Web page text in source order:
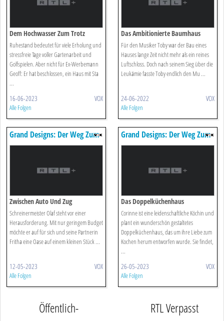
Dem Hochwasser Zum Trotz
Ruhestand bedeutet für viele Erholung und
stressfreie Tage voller Gartenarbeit und
Golfspielen. Aber nicht für Ex-Werbemann
Geoff: Er hat beschlossen, ein Haus mit Sta
...
16-06-2023 VOX
Alle Folgen
Das Ambitionierte Baumhaus
Für den Musiker Toby war der Bau eines
Hauses lange Zeit nicht mehr als ein reines
Luftschloss. Doch nach seinem Sieg über die
Leukämie fasste Toby endlich den Mu ...
24-06-2022 VOX
Alle Folgen
Grand Designs: Der Weg Zum
Traumhaus
Zwischen Auto Und Zug
Schreinermeister Olaf steht vor einer
Herausforderung. Mit nur geringem Budget
möchte er auf für sich und seine Partnerin
Fritha eine Oase auf einem kleinen Stück ...
12-05-2023 VOX
Alle Folgen
Grand Designs: Der Weg Zum
Traumhaus
Das Doppelküchenhaus
Corinne ist eine leidenschaftliche Köchin und
plant ein wunderschön gestaltetes
Doppelküchenhaus, das um ihre Liebe zum
Kochen herum entworfen wurde. Sie findet,
...
26-05-2023 VOX
Alle Folgen
Öffentlich-
RTL Verpasst